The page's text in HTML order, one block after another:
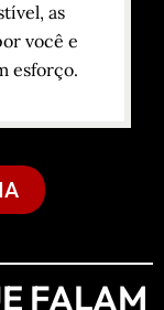
as
você e
esforço.
FALAM